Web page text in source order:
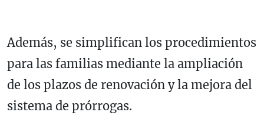
Además, se simplifican los procedimientos
para las familias mediante la ampliación
de los plazos de renovación y la mejora del
sistema de prórrogas.